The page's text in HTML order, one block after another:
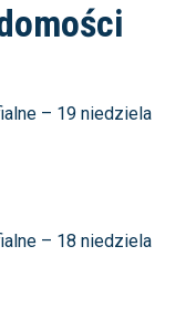
– 19 niedziela
– 18 niedziela